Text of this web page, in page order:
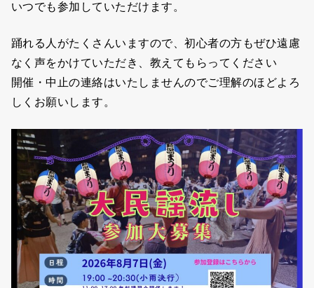
いつでも参加していただけます。
踊れる人がたくさんいますので、初心者の方もぜひ遠慮
なく声をかけていただき、教えてもらってください
開催・中止の連絡はいたしませんのでご理解のほどよろ
しくお願いします。